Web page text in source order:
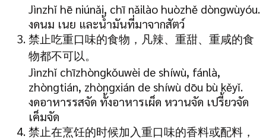
Jìnzhǐ hē niúnǎi, chī nǎilào huòzhě dòngwùyóu.
งดนม เนย และน้ำมันที่มาจากสัตว์
禁止吃重口味的食物，凡辣、重甜、重咸的食
物都不可以。
Jìnzhǐ chīzhòngkǒuwèi de shíwù, fánlà,
zhòngtián, zhòngxián de shíwù dōu bù kěyǐ.
งดอาหารรสจัด ทั้งอาหารเผ็ด หวานจัด เปรี้ยวจัด
เค็มจัด
禁止在烹饪的时候加入重口味的香料或配料，